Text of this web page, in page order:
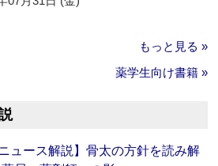
もっと見る »
薬学生向け書籍 »
ュース解説】骨太の方針を読み解